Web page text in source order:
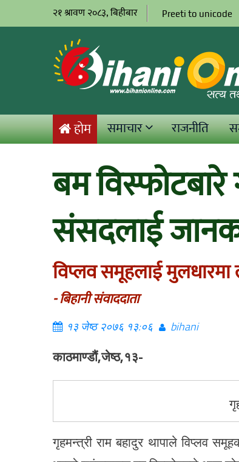
२१ श्रावण २०८३, बिहीबार Preeti to unicode
होम समाचार राजनीति
बम विस्फोटबारे
संसदलाई
विप्लव समूहलाई मुलधारमा
- बिहानी संवाददाता
१३ जेष्ठ २०७६ १३:०६ bihani
काठमाण्डौं,जेष्ठ,१३-
गृहमन्त्री राम बहादुर थापाले विप्लव